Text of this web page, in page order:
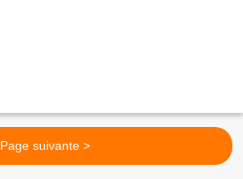
Page suivante >